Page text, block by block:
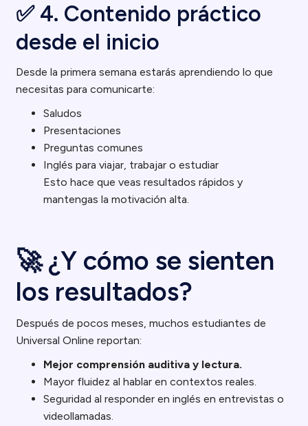
✅ 4. Contenido práctico
desde el inicio
Desde la primera semana estarás aprendiendo lo que
necesitas para comunicarte:
Saludos
Presentaciones
Preguntas comunes
Inglés para viajar, trabajar o estudiar
Esto hace que veas resultados rápidos y
mantengas la motivación alta.
🚀 ¿Y cómo se sienten
los resultados?
Después de pocos meses, muchos estudiantes de
Universal Online reportan:
Mejor comprensión auditiva y lectura.
Mayor fluidez al hablar en contextos reales.
Seguridad al responder en inglés en entrevistas o
videollamadas.